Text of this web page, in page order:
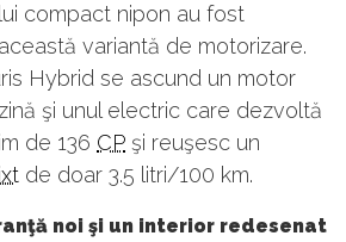
compact nipon au fost
variantă de motorizare.
Hybrid se ascund un motor
şi unul electric care dezvoltă
de 136 CP şi reuşesc un
de doar 3.5 litri/100 km.
noi şi un interior redesenat